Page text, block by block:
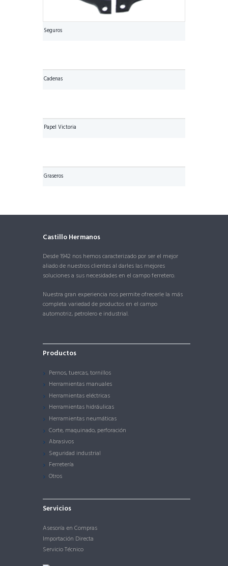
Seguros
Cadenas
Papel Victoria
Graseros
Castillo Hermanos
Desde 1942 nos hemos caracterizado por ser el mejor
aliado de nuestros clientes al darles las mejores
soluciones a sus necesidades en el campo ferretero.
Nuestra gran experiencia nos permite ofrecerle la más
completa variedad de productos en el campo
automotriz, petrolero e industrial.
Productos
Pernos, tuercas, tornillos
Herramientas manuales
Herramientas eléctricas
Herramientas hidráulicas
Herramientas neumáticas
Corte, maquinado, perforación
Abrasivos
Seguridad industrial
Ferretería
Otros
Servicios
Asesoría en Compras
Importación Directa
Servicio Técnico